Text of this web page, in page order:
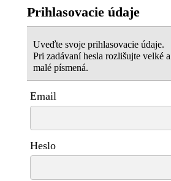
Prihlasovacie údaje
Uveďte svoje prihlasovacie údaje.
Pri zadávaní hesla rozlišujte velké a
malé písmená.
Email
Heslo